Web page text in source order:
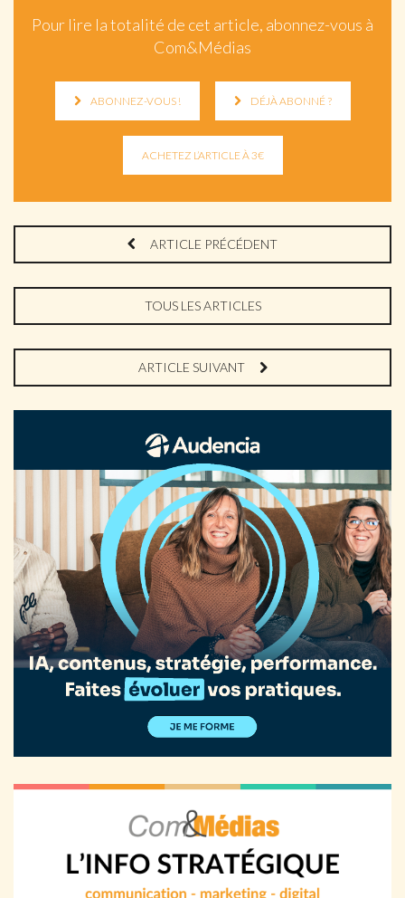
Pour lire la totalité de cet article, abonnez-vous à
Com&Médias
ABONNEZ-VOUS ! DÉJÀ ABONNÉ ?
ARTICLE PRÉCÉDENT
TOUS LES ARTICLES
ARTICLE SUIVANT